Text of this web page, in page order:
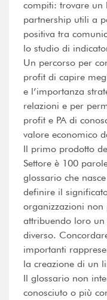
compiti: trovare un
partnership utili a
positiva tra
lo studio di
Un percorso per
profit di capire
e l’importanza
relazioni e per
profit e PA di
valore economico
Il primo prodotto
Settore è 100
glossario che
definire il
organizzazioni
attribuendo loro un
diverso.
importanti
la creazione di un
Il glossario non
conosciuto o più